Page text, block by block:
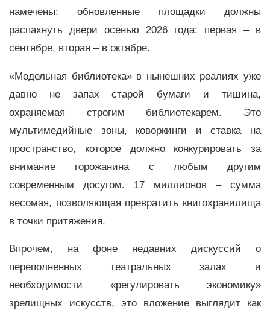
намечены: обновленные площадки должны
распахнуть двери осенью 2026 года: первая – в
сентябре, вторая – в октябре.
«Модельная библиотека» в нынешних реалиях уже
давно не запах старой бумаги и тишина,
охраняемая строгим библиотекарем. Это
мультимедийные зоны, коворкинги и ставка на
пространство, которое должно конкурировать за
внимание горожанина с любым другим
современным досугом. 17 миллионов – сумма
весомая, позволяющая превратить книгохранилища
в точки притяжения.
Впрочем, на фоне недавних дискуссий о
переполненных театральных залах и
необходимости «регулировать экономику»
зрелищных искусств, это вложение выглядит как